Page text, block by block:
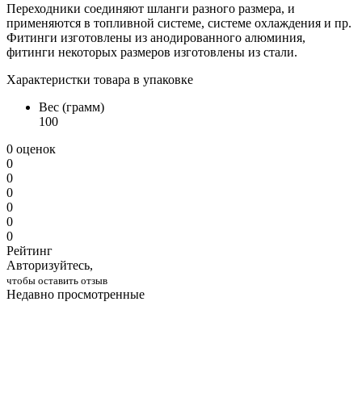
Переходники соединяют шланги разного размера, и
применяются в топливной системе, системе охлаждения и пр.
Фитинги изготовлены из анодированного алюминия,
фитинги некоторых размеров изготовлены из стали.
Характеристки товара в упаковке
Вес (грамм)
100
0 оценок
0
0
0
0
0
0
Рейтинг
Авторизуйтесь,
чтобы оставить отзыв
Недавно просмотренные